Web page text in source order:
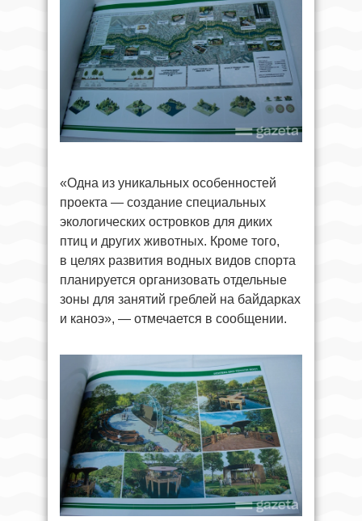
«Одна из уникальных особенностей
проекта — создание специальных
экологических островков для диких
птиц и других животных. Кроме того,
в целях развития водных видов спорта
планируется организовать отдельные
зоны для занятий греблей на байдарках
и каноэ», — отмечается в сообщении.